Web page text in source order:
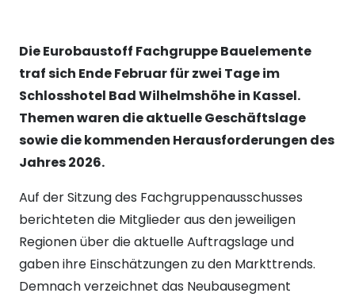
Die Eurobaustoff Fachgruppe Bauelemente
traf sich Ende Februar für zwei Tage im
Schlosshotel Bad Wilhelmshöhe in Kassel.
Themen waren die aktuelle Geschäftslage
sowie die kommenden Herausforderungen des
Jahres 2026.
Auf der Sitzung des Fachgruppenausschusses
berichteten die Mitglieder aus den jeweiligen
Regionen über die aktuelle Auftragslage und
gaben ihre Einschätzungen zu den Markttrends.
Demnach verzeichnet das Neubausegment